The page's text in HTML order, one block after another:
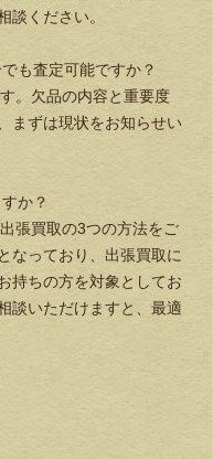
談ください。
も査定可能ですか？
。欠品の内容と重要度
まずは現状をお知らせい
か？
張買取の3つの方法をご
なっており、出張買取に
持ちの方を対象としてお
談いただけますと、最適